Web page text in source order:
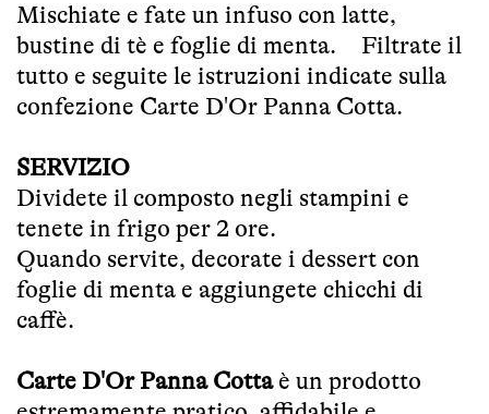
Mischiate e fate un infuso con latte,
bustine di tè e foglie di menta. Filtrate il
tutto e seguite le istruzioni indicate sulla
confezione Carte D'Or Panna Cotta.
SERVIZIO
Dividete il composto negli stampini e
tenete in frigo per 2 ore.
Quando servite, decorate i dessert con
foglie di menta e aggiungete chicchi di
caffè.
Carte D'Or Panna Cotta è un prodotto